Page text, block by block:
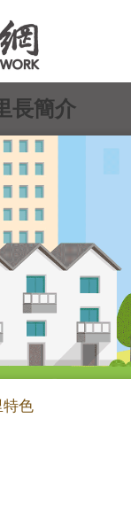
長簡介
特色